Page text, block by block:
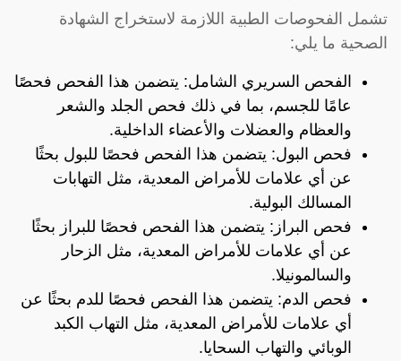
تشمل الفحوصات الطبية اللازمة لاستخراج الشهادة
الصحية ما يلي:
الفحص السريري الشامل: يتضمن هذا الفحص فحصًا
عامًا للجسم، بما في ذلك فحص الجلد والشعر
والعظام والعضلات والأعضاء الداخلية.
فحص البول: يتضمن هذا الفحص فحصًا للبول بحثًا
عن أي علامات للأمراض المعدية، مثل التهابات
المسالك البولية.
فحص البراز: يتضمن هذا الفحص فحصًا للبراز بحثًا
عن أي علامات للأمراض المعدية، مثل الزحار
والسالمونيلا.
فحص الدم: يتضمن هذا الفحص فحصًا للدم بحثًا عن
أي علامات للأمراض المعدية، مثل التهاب الكبد
الوبائي والتهاب السحايا.